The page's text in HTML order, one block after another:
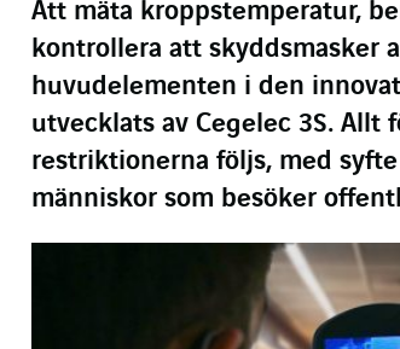
Att mäta kroppstemperatur,
kontrollera att skyddsmasker
huvudelementen i den
utvecklats av Cegelec 3S. Allt
restriktionerna följs, med
människor som besöker